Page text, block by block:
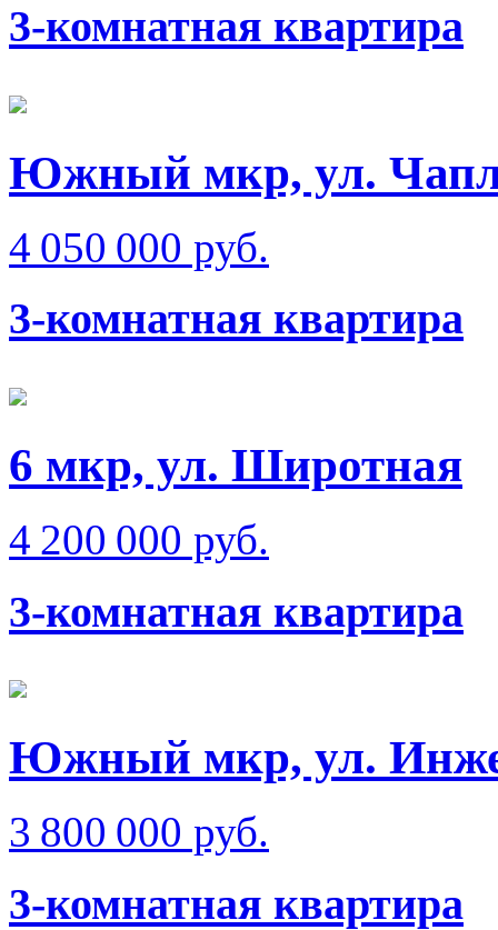
3-комнатная квартира
Южный мкр, ул.
4 050 000 руб.
3-комнатная квартира
6 мкр, ул. Широтная
4 200 000 руб.
3-комнатная квартира
Южный мкр, ул.
3 800 000 руб.
3-комнатная квартира